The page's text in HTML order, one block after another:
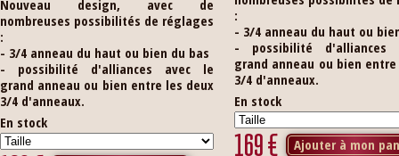
Nouveau design, avec de
nombreuses possibilités de réglages
:
- 3/4 anneau du haut ou bien du bas
- possibilité d'alliances avec le
grand anneau ou bien entre les deux
3/4 d'anneaux.
En stock
:
- 3/4 anneau du haut ou
- possibilité d'alliances
grand anneau ou bien
3/4 d'anneaux.
En stock
169€ Ajouter à mon